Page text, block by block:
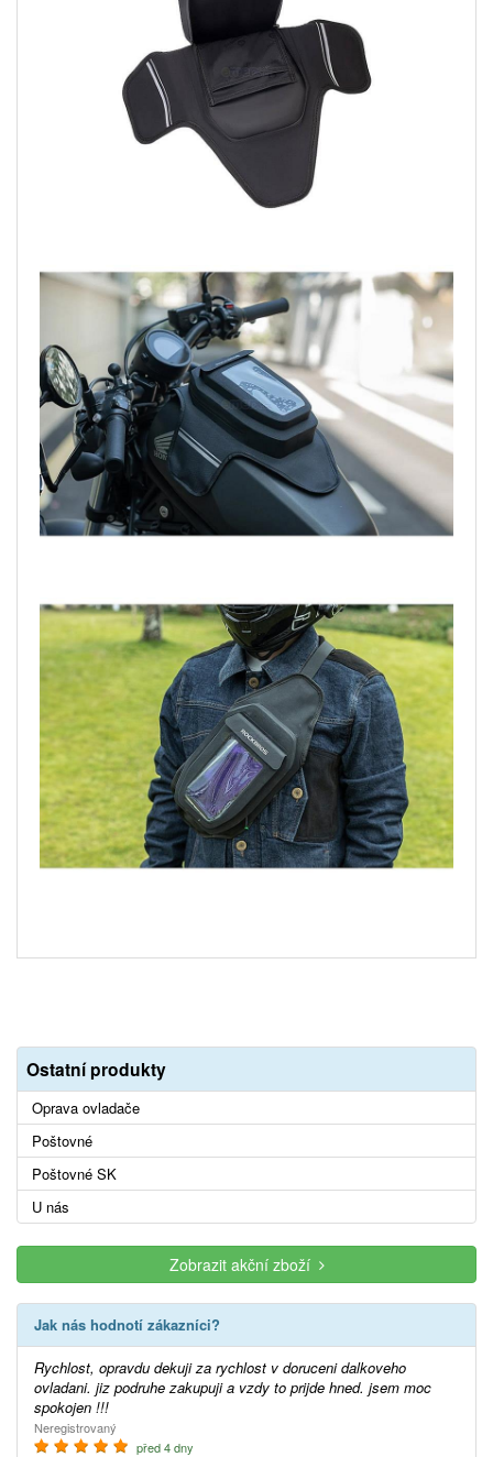
Ostatní produkty
Oprava ovladače
Poštovné
Poštovné SK
U nás
Zobrazit akční zboží
Jak nás hodnotí zákazníci?
Rychlost, opravdu dekuji za rychlost v doruceni dalkoveho
ovladani. jiz podruhe zakupuji a vzdy to prijde hned. jsem moc
spokojen !!!
Neregistrovaný
před 4 dny